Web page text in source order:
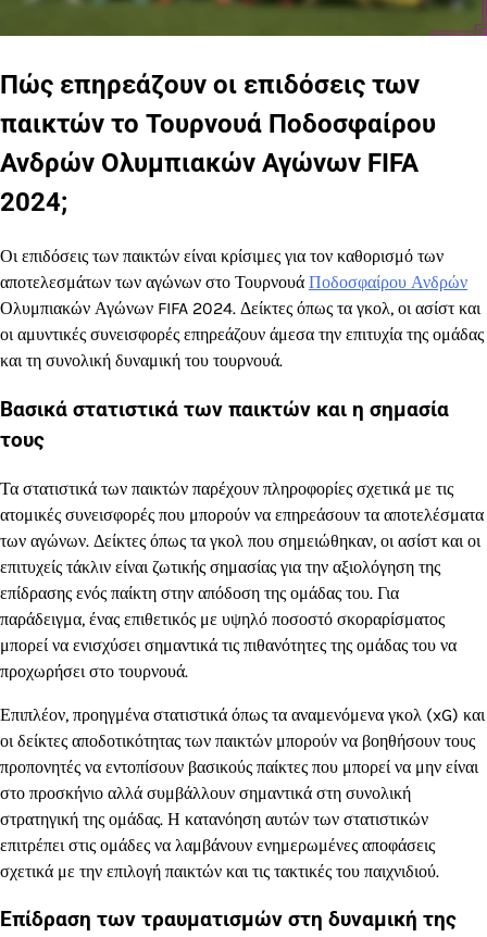
Πώς επηρεάζουν οι επιδόσεις των
παικτών το Τουρνουά Ποδοσφαίρου
Ανδρών Ολυμπιακών Αγώνων FIFA
2024;
Οι επιδόσεις των παικτών είναι κρίσιμες για τον καθορισμό των
αποτελεσμάτων των αγώνων στο Τουρνουά Ποδοσφαίρου Ανδρών
Ολυμπιακών Αγώνων FIFA 2024. Δείκτες όπως τα γκολ, οι ασίστ και
οι αμυντικές συνεισφορές επηρεάζουν άμεσα την επιτυχία της ομάδας
και τη συνολική δυναμική του τουρνουά.
Βασικά στατιστικά των παικτών και η σημασία
τους
Τα στατιστικά των παικτών παρέχουν πληροφορίες σχετικά με τις
ατομικές συνεισφορές που μπορούν να επηρεάσουν τα αποτελέσματα
των αγώνων. Δείκτες όπως τα γκολ που σημειώθηκαν, οι ασίστ και οι
επιτυχείς τάκλιν είναι ζωτικής σημασίας για την αξιολόγηση της
επίδρασης ενός παίκτη στην απόδοση της ομάδας του. Για
παράδειγμα, ένας επιθετικός με υψηλό ποσοστό σκοραρίσματος
μπορεί να ενισχύσει σημαντικά τις πιθανότητες της ομάδας του να
προχωρήσει στο τουρνουά.
Επιπλέον, προηγμένα στατιστικά όπως τα αναμενόμενα γκολ (xG) και
οι δείκτες αποδοτικότητας των παικτών μπορούν να βοηθήσουν τους
προπονητές να εντοπίσουν βασικούς παίκτες που μπορεί να μην είναι
στο προσκήνιο αλλά συμβάλλουν σημαντικά στη συνολική
στρατηγική της ομάδας. Η κατανόηση αυτών των στατιστικών
επιτρέπει στις ομάδες να λαμβάνουν ενημερωμένες αποφάσεις
σχετικά με την επιλογή παικτών και τις τακτικές του παιχνιδιού.
Επίδραση των τραυματισμών στη δυναμική της